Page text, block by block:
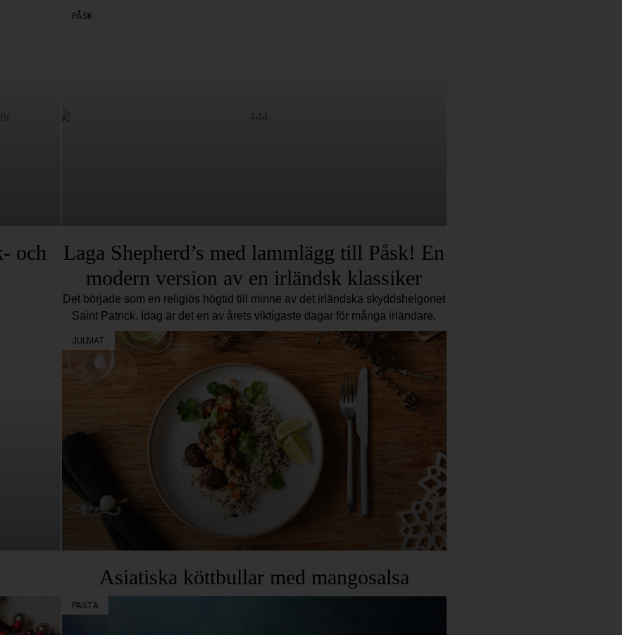
och
PÅSK
Laga Shepherd’s med lammlägg till Påsk! En
modern version av en irländsk klassiker
Det började som en religiös högtid till minne av det irländska skyddshelgonet
Saint Patrick. Idag är det en av årets viktigaste dagar för många irländare.
JULMAT
Asiatiska köttbullar med mangosalsa
PASTA